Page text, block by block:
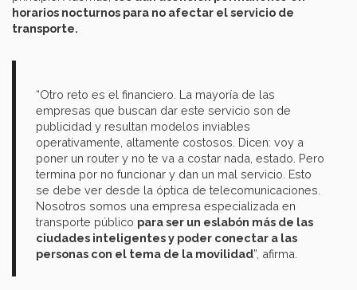
horarios nocturnos para no afectar el servicio de
transporte.
“Otro reto es el financiero. La mayoría de las
empresas que buscan dar este servicio son de
publicidad y resultan modelos inviables
operativamente, altamente costosos. Dicen: voy a
poner un router y no te va a costar nada, estado. Pero
termina por no funcionar y dan un mal servicio. Esto
se debe ver desde la óptica de telecomunicaciones.
Nosotros somos una empresa especializada en
transporte público para ser un eslabón más de las
ciudades inteligentes y poder conectar a las
personas con el tema de la movilidad”, afirma.